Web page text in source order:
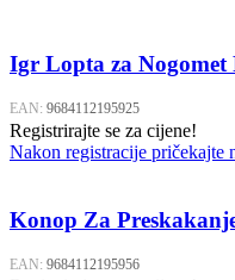
Igr Lopta za Nogomet
EAN: 9684112195925
Registrirajte se za cijene!
Nakon registracije pričekajte
Konop Za
EAN: 9684112195956